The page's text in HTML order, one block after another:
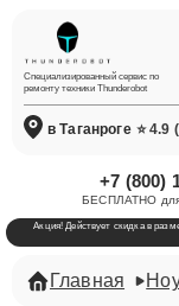
Специализированный сервис по
ремонту техники Thunderobot
в Таганроге ⭐ 4.9
+7 (800)
БЕСПЛАТНО для
Акция! Действует скидка в
Главная